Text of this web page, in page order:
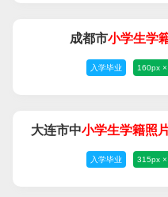
成都市小学生学
入学毕业 160px
大连市中小学生学籍照
入学毕业 315px